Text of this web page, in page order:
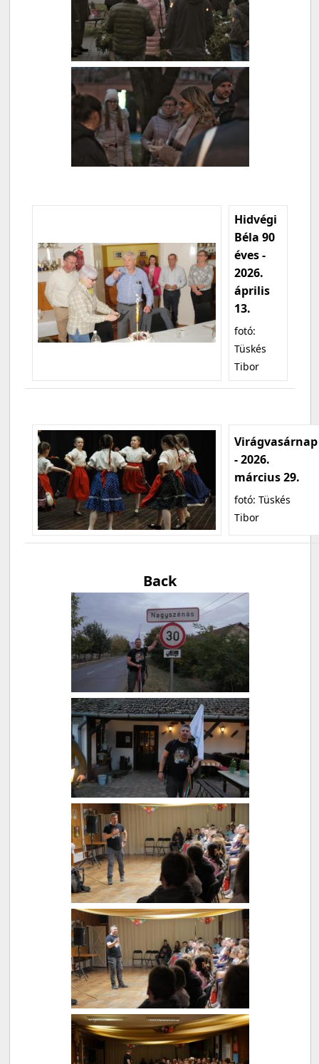
Hidvégi
Béla 90
éves -
2026.
április
13.
fotó:
Tüskés
Tibor
Virágvasárnap
- 2026.
március 29.
fotó: Tüskés
Tibor
Back